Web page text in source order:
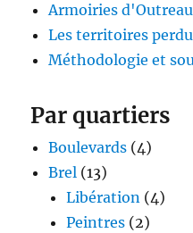
Armoiries d'Outreau
Les territoires
Méthodologie et
Par quartiers
Boulevards (4)
Brel (13)
Libération (4)
Peintres (2)